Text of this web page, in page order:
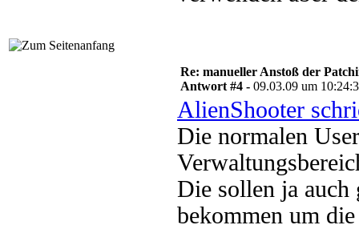
Re: manueller Anstoß der
Antwort #4 - 09.03.09 um
AlienShooter
Die normalen
Die sollen ja auch
bekommen um